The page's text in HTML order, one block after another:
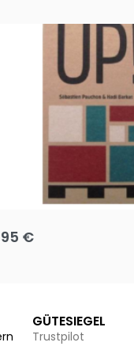
up
€
GÜTESIEGEL
Trustpilot